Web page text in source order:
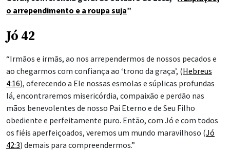
o arrependimento e a roupa suja”
Jó 42
“Irmãos e irmãs, ao nos arrependermos de nossos pecados e
ao chegarmos com confiança ao ‘trono da graça’, (Hebreus
4:16), oferecendo a Ele nossas esmolas e súplicas profundas
lá, encontraremos misericórdia, compaixão e perdão nas
mãos benevolentes de nosso Pai Eterno e de Seu Filho
obediente e perfeitamente puro. Então, com Jó e com todos
os fiéis aperfeiçoados, veremos um mundo maravilhoso (Jó
42:3) demais para compreendermos.”